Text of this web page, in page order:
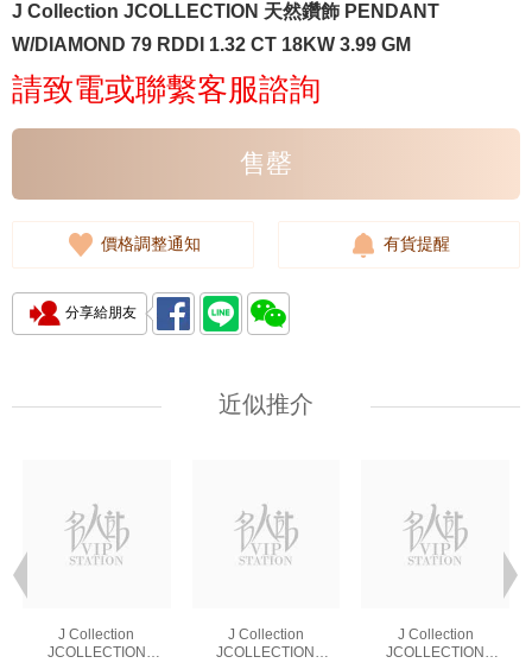
J Collection JCOLLECTION 天然鑽飾 PENDANT
W/DIAMOND 79 RDDI 1.32 CT 18KW 3.99 GM
請致電或聯繫客服諮詢
售罄
價格調整通知 有貨提醒
分享給朋友
近似推介
J Collection
JCOLLECTION
J Collection
JCOLLECTION
J Collection
JCOLLECTION